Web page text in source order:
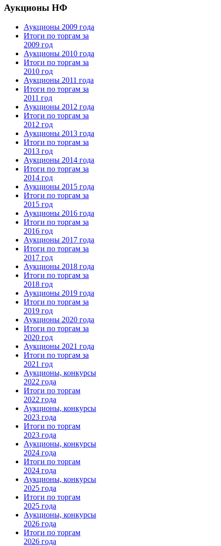
Аукционы НФ
Аукционы 2009 года
Итоги по торгам за
2009 год
Аукционы 2010 года
Итоги по торгам за
2010 год
Аукционы 2011 года
Итоги по торгам за
2011 год
Аукционы 2012 года
Итоги по торгам за
2012 год
Аукционы 2013 года
Итоги по торгам за
2013 год
Аукционы 2014 года
Итоги по торгам за
2014 год
Аукционы 2015 года
Итоги по торгам за
2015 год
Аукционы 2016 года
Итоги по торгам за
2016 год
Аукционы 2017 года
Итоги по торгам за
2017 год
Аукционы 2018 года
Итоги по торгам за
2018 год
Аукционы 2019 года
Итоги по торгам за
2019 год
Аукционы 2020 года
Итоги по торгам за
2020 год
Аукционы 2021 года
Итоги по торгам за
2021 год
Аукционы, конкурсы
2022 года
Итоги по торгам
2022 года
Аукционы, конкурсы
2023 года
Итоги по торгам
2023 года
Аукционы, конкурсы
2024 года
Итоги по торгам
2024 года
Аукционы, конкурсы
2025 года
Итоги по торгам
2025 года
Аукционы, конкурсы
2026 года
Итоги по торгам
2026 года